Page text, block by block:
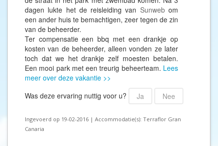
dagen lukte het de reisleiding van Sunwebom
een ander huis te bemachtigen, zeer tegen de zin
van de beheerder.
Ter compensatie een bbq met een drankje op
kosten van de beheerder, alleen vonden ze later
toch dat we het drankje zelf moesten betalen.
Een mooi park met een treurig beheerteam. Lees
meer over deze vakantie >>
Was deze ervaring nuttig voor u?
Ja Nee
Ingevoerd op 19-02-2016 | Accommodatie(s): Terraflor Gran
Canaria